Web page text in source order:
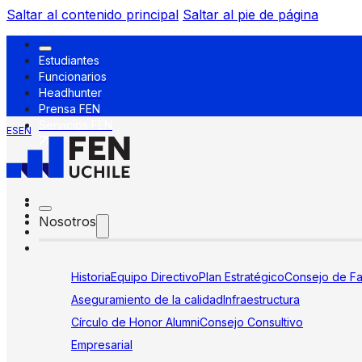
Saltar al contenido principal Saltar al pie de página
Estudiantes
Funcionarios
Headhunter
Prensa FEN
ESEN
Nosotros
HistoriaEquipo DirectivoPlan EstratégicoConsejo de
Aseguramiento de la calidadInfraestructura
Círculo de Honor AlumniConsejo Consultivo
Empresarial